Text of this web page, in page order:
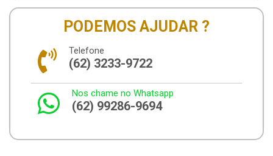
PODEMOS AJUDAR ?
Telefone
(62) 3233-9722
Nos chame no Whatsapp
(62) 99286-9694